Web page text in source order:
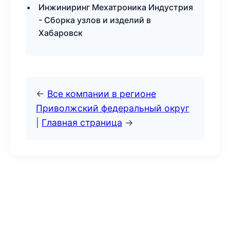
Инжиниринг Мехатроника Индустрия
- Сборка узлов и изделий в
Хабаровск
← Все компании в регионе
Приволжский федеральный округ
Главная страница →